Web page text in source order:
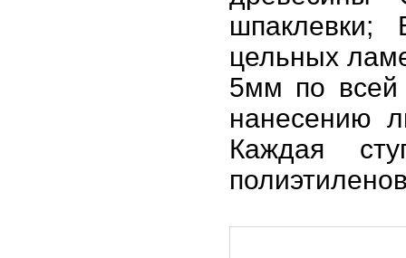
шпаклевки;
цельных
5мм по всей
нанесению
Каждая